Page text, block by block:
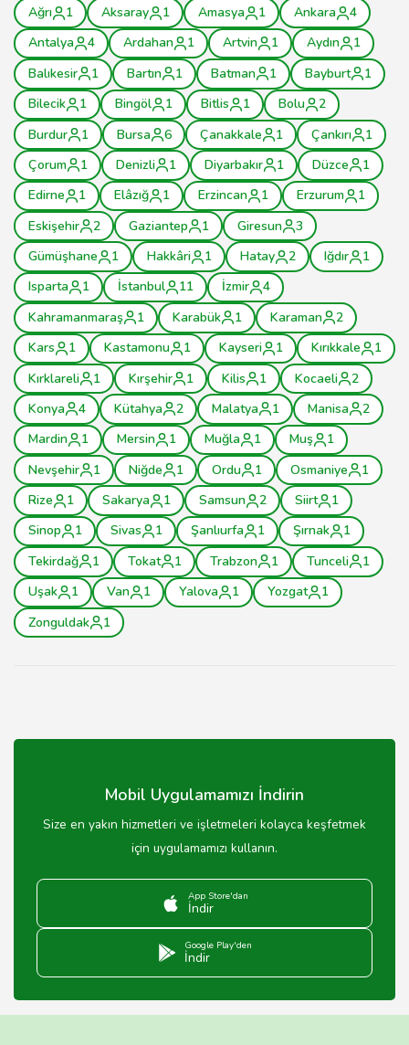
Ağrı
1 Aksaray 1 Amasya 1 Ankara
4
Antalya
4 Ardahan 1 Artvin 1 Aydın
1
Balıkesir
1 Bartın 1 Batman 1 Bayburt
1
Bilecik
1 Bingöl 1 Bitlis 1 Bolu
2
Burdur
1 Bursa 6 Çanakkale 1 Çankırı
1
Çorum
1 Denizli 1 Diyarbakır 1 Düzce
1
Edirne
1 Elâzığ 1 Erzincan 1 Erzurum
1
Eskişehir
2 Gaziantep 1 Giresun
3
Gümüşhane
1 Hakkâri 1 Hatay 2 Iğdır
1
Isparta
1 İstanbul 11 İzmir
4
Kahramanmaraş
1 Karabük 1 Karaman
2
Kars
1 Kastamonu 1 Kayseri 1 Kırıkkale
1
Kırklareli
1 Kırşehir 1 Kilis 1 Kocaeli
2
Konya
4 Kütahya 2 Malatya 1 Manisa
2
Mardin
1 Mersin 1 Muğla 1 Muş
1
Nevşehir
1 Niğde 1 Ordu 1 Osmaniye
1
Rize
1 Sakarya 1 Samsun 2 Siirt
1
Sinop
1 Sivas 1 Şanlıurfa 1 Şırnak
1
Tekirdağ
1 Tokat 1 Trabzon 1 Tunceli
1
Uşak
1 Van 1 Yalova 1 Yozgat
1
Zonguldak
1
Mobil Uygulamamızı İndirin
Size en yakın hizmetleri ve işletmeleri kolayca keşfetmek
için uygulamamızı kullanın.
App Store'dan
İndir
Google Play'den
İndir